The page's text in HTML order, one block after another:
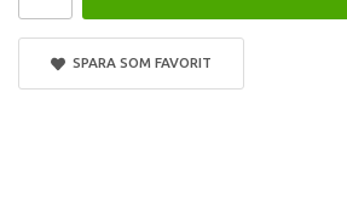
SPARA SOM FAVORIT